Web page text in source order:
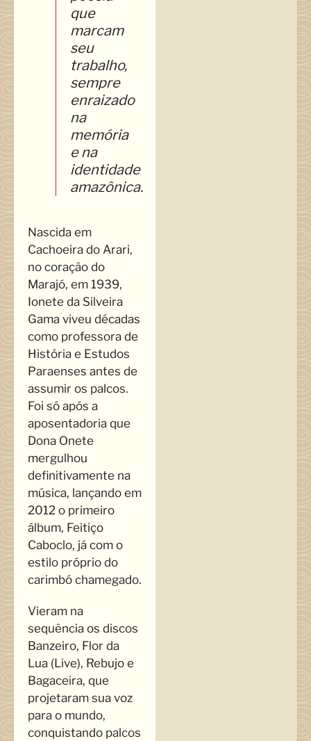
que
marcam
seu
trabalho,
sempre
enraizado
na
memória
e na
identidade
amazônica.
Nascida em
Cachoeira do Arari,
no coração do
Marajó, em 1939,
Ionete da Silveira
Gama viveu décadas
como professora de
História e Estudos
Paraenses antes de
assumir os palcos.
Foi só após a
aposentadoria que
Dona Onete
mergulhou
definitivamente na
música, lançando em
2012 o primeiro
álbum, Feitiço
Caboclo, já com o
estilo próprio do
carimbó chamegado.
Vieram na
sequência os discos
Banzeiro, Flor da
Lua (Live), Rebujo e
Bagaceira, que
projetaram sua voz
para o mundo,
conquistando palcos